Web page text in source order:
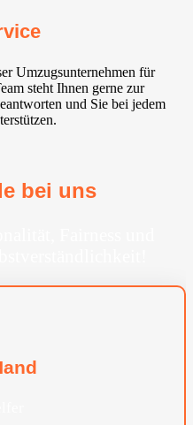
Umzugsunternehmen für
steht Ihnen gerne zur
und Sie bei jedem
bei uns